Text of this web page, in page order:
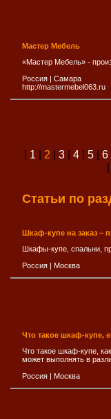
Мастер Мебель
«Мастер Мебель» -
Россия
Самара
http://mastermebel063.ru
1| 2 3| 4| 5| 6|
Статьи по
Шкаф-купе на заказ –
Шкафы-купе, спальни,
Россия
Москва
Что такое шкаф-купе,
Что такое шкаф-купе,
может выполнять в
Россия
Москва